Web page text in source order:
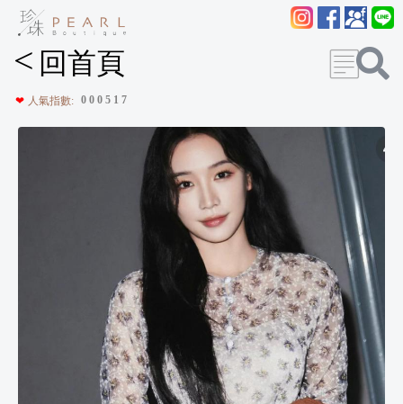
< 回首頁
❤ 人氣指數: 0 0 0 5 1 7